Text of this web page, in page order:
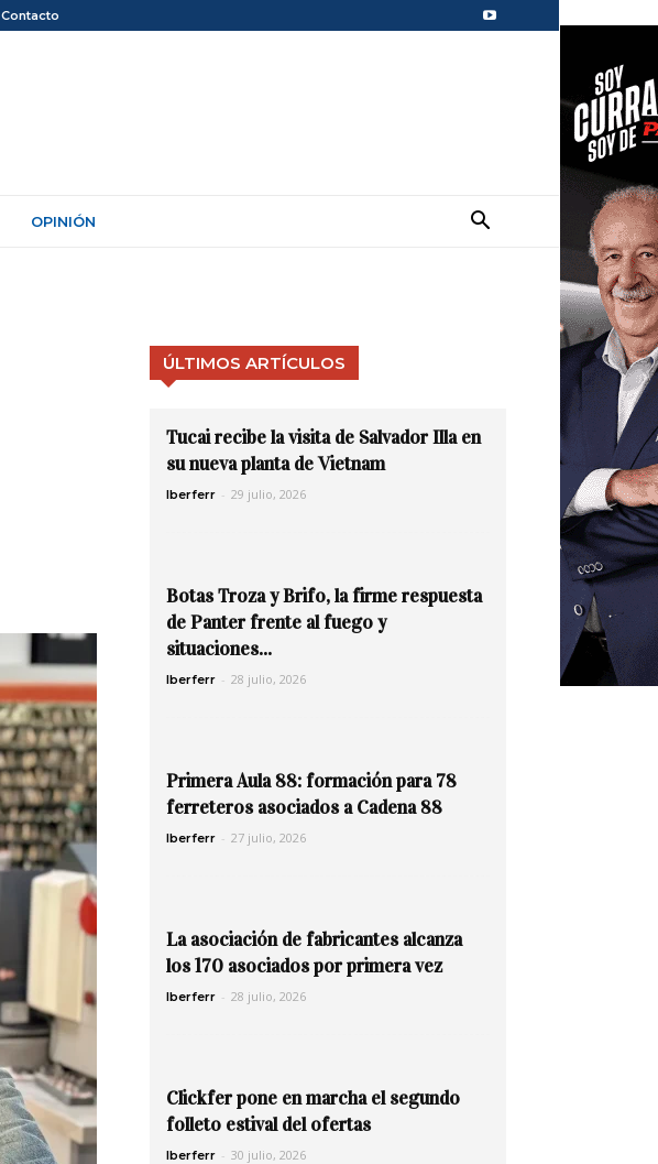
Contacto
OPINIÓN
ÚLTIMOS ARTÍCULOS
Tucai recibe la visita de Salvador Illa en
su nueva planta de Vietnam
Iberferr - 29 julio, 2026
Botas Troza y Brifo, la firme respuesta
de Panter frente al fuego y
situaciones...
Iberferr - 28 julio, 2026
Primera Aula 88: formación para 78
ferreteros asociados a Cadena 88
Iberferr - 27 julio, 2026
La asociación de fabricantes alcanza
los 170 asociados por primera vez
Iberferr - 28 julio, 2026
Clickfer pone en marcha el segundo
folleto estival del ofertas
Iberferr - 30 julio, 2026